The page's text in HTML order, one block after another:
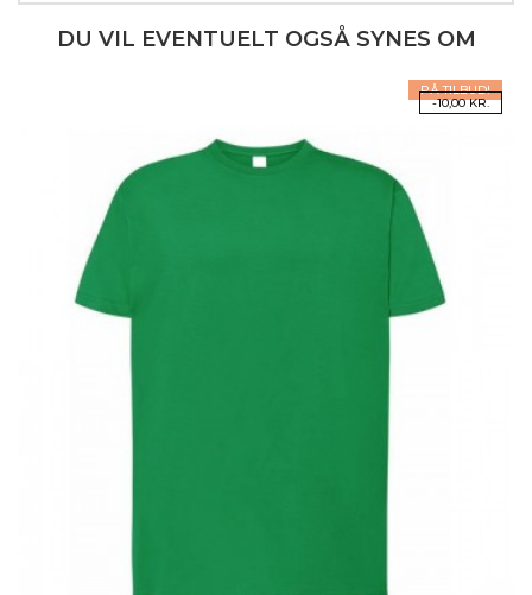
DU VIL EVENTUELT OGSÅ SYNES OM
PÅ TILBUD!
-10,00 KR.